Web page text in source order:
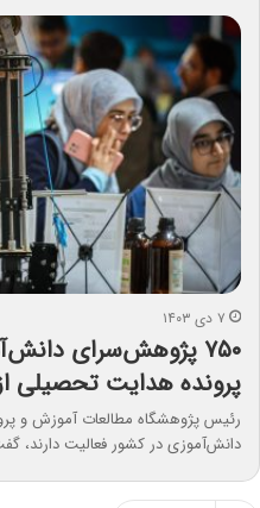
۷ دی ۱۴۰۳
۷۵۰ پژوهش‌سرای
پرونده هدایت تحصیلی
دانش‌آموزی در کشور فعالیت دارند،